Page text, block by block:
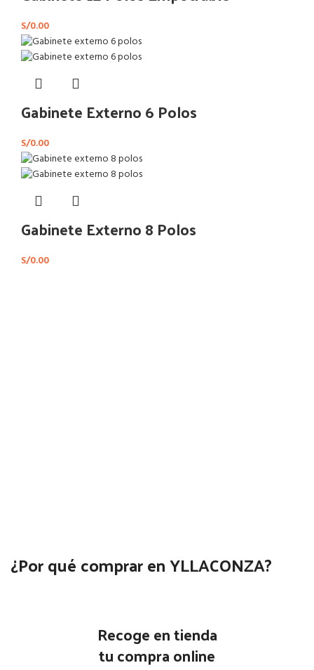
S/0.00
Gabinete Externo 6 Polos
S/0.00
Gabinete Externo 8 Polos
S/0.00
¿Por qué comprar en YLLACONZA?
Recoge en tienda
tu compra online